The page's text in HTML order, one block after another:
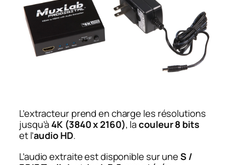
L’extracteur prend en charge les résolutions
jusqu’à4K (3840 x 2160), lacouleur 8 bits
et l’audio HD.
L’audio extraite est disponible sur uneS /